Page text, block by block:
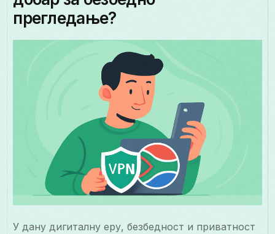
Српски
прегледање?
У дану дигиталну еру, безбедност и приватност